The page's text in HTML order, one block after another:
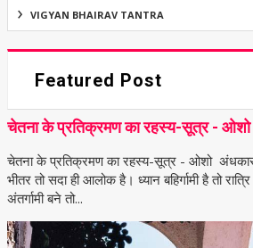
VIGYAN BHAIRAV TANTRA
Featured Post
चेतना के प्रतिक्रमण का रहस्य-सूत्र - ओशो
चेतना के प्रतिक्रमण का रहस्य-सूत्र - ओशो अंधकार
भीतर तो सदा ही आलोक है। ध्यान बहिर्गामी है तो
अंतर्गामी बने तो...